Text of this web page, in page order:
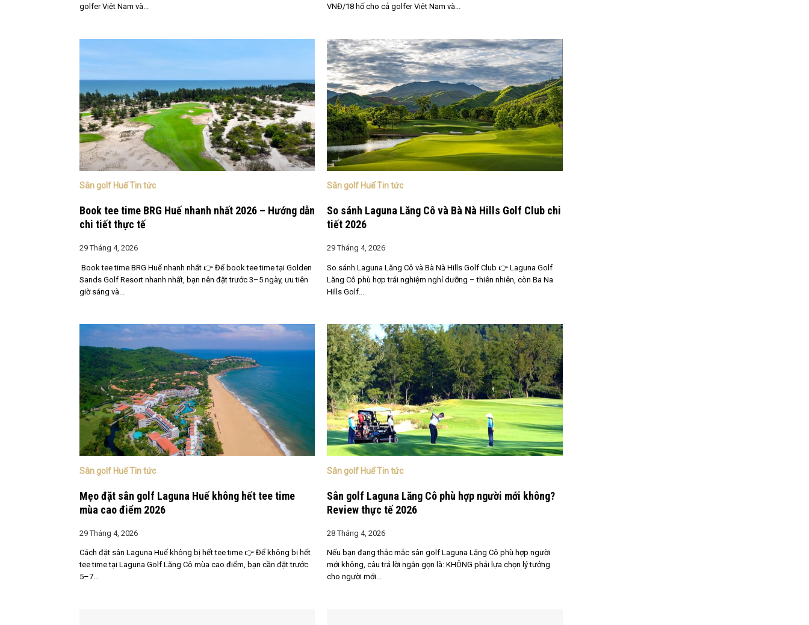
golfer Việt Nam và...
VNĐ/18 hố cho cả golfer Việt Nam và...
Sân golf Huế Tin tức
Book tee time BRG Huế nhanh nhất 2026 – Hướng dẫn
chi tiết thực tế
29 Tháng 4, 2026
Book tee time BRG Huế nhanh nhất 👉 Để book tee time tại Golden
Sands Golf Resort nhanh nhất, bạn nên đặt trước 3–5 ngày, ưu tiên
giờ sáng và...
Sân golf Huế Tin tức
So sánh Laguna Lăng Cô và Bà Nà Hills Golf Club chi
tiết 2026
29 Tháng 4, 2026
So sánh Laguna Lăng Cô và Bà Nà Hills Golf Club 👉 Laguna Golf
Lăng Cô phù hợp trải nghiệm nghỉ dưỡng – thiên nhiên, còn Ba Na
Hills Golf...
Sân golf Huế Tin tức
Mẹo đặt sân golf Laguna Huế không hết tee time
mùa cao điểm 2026
29 Tháng 4, 2026
Cách đặt sân Laguna Huế không bị hết tee time 👉 Để không bị hết
tee time tại Laguna Golf Lăng Cô mùa cao điểm, bạn cần đặt trước
5–7...
Sân golf Huế Tin tức
Sân golf Laguna Lăng Cô phù hợp người mới không?
Review thực tế 2026
28 Tháng 4, 2026
Nếu bạn đang thắc mắc sân golf Laguna Lăng Cô phù hợp người
mới không, câu trả lời ngắn gọn là: KHÔNG phải lựa chọn lý tưởng
cho người mới...